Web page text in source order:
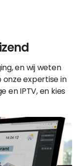
en wij weten
expertise in
en IPTV, en kies